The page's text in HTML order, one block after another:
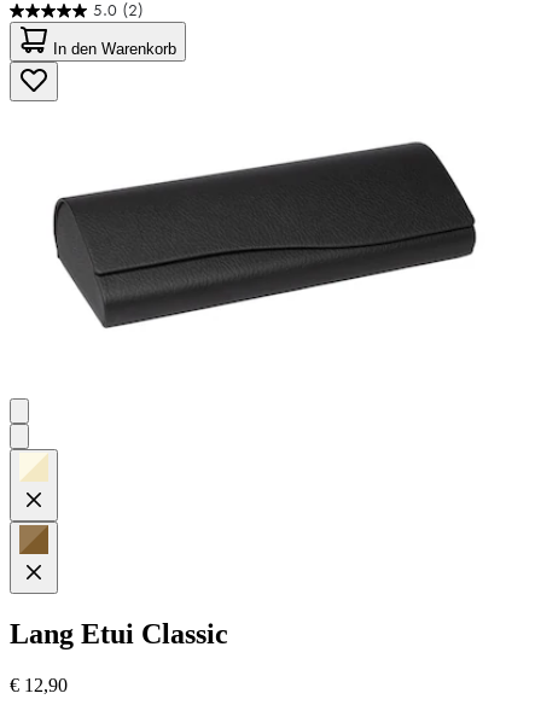
5.0 (2)
5.0
von
5
Sternen.
2
In den Warenkorb
Lang Etui Classic
€ 12,90